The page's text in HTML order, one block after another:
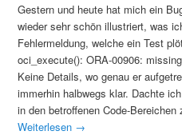
Gestern und heute hat mich ein
wieder sehr schön illustriert, was
Fehlermeldung, welche ein Test
oci_execute(): ORA-00906:
Keine Details, wo genau er
immerhin halbwegs klar. Dachte
in den betroffenen Code-
Weiterlesen →